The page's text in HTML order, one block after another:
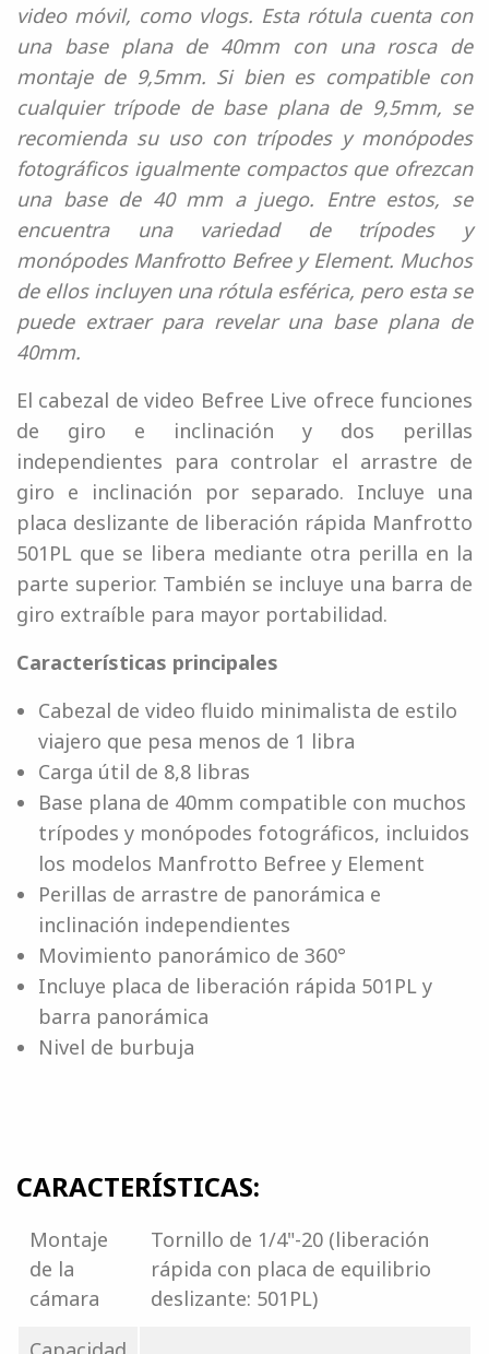
video móvil, como vlogs. Esta rótula cuenta con
una base plana de 40mm con una rosca de
montaje de 9,5mm. Si bien es compatible con
cualquier trípode de base plana de 9,5mm, se
recomienda su uso con trípodes y monópodes
fotográficos igualmente compactos que ofrezcan
una base de 40 mm a juego. Entre estos, se
encuentra una variedad de trípodes y
monópodes Manfrotto Befree y Element. Muchos
de ellos incluyen una rótula esférica, pero esta se
puede extraer para revelar una base plana de
40mm.
El cabezal de video Befree Live ofrece funciones
de giro e inclinación y dos perillas
independientes para controlar el arrastre de
giro e inclinación por separado. Incluye una
placa deslizante de liberación rápida Manfrotto
501PL que se libera mediante otra perilla en la
parte superior. También se incluye una barra de
giro extraíble para mayor portabilidad.
Características principales
Cabezal de video fluido minimalista de estilo
viajero que pesa menos de 1 libra
Carga útil de 8,8 libras
Base plana de 40mm compatible con muchos
trípodes y monópodes fotográficos, incluidos
los modelos Manfrotto Befree y Element
Perillas de arrastre de panorámica e
inclinación independientes
Movimiento panorámico de 360°
Incluye placa de liberación rápida 501PL y
barra panorámica
Nivel de burbuja
CARACTERÍSTICAS:
Montaje
de la
cámara
Tornillo de 1/4"-20 (liberación
rápida con placa de equilibrio
deslizante: 501PL)